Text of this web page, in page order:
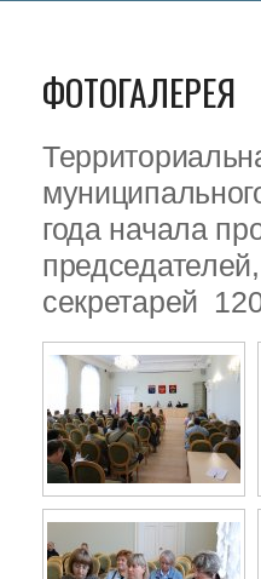
ФОТОГАЛЕРЕЯ
года начала
секретарей